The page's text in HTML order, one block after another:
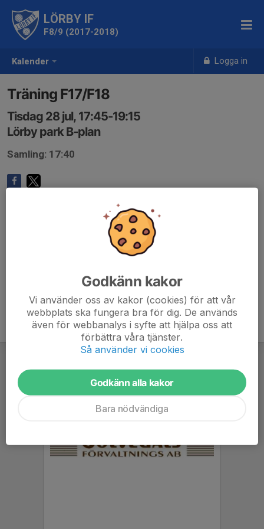
Kalender Logga in
LÖRBY IF
F8/9 (2017-2018)
Träning F17/F18
Tisdag 28 jul, 17:45-19:15
Lörby park B-plan
Samling: 17:40
Godkänn kakor
Vi använder oss av kakor (cookies) för att vår
webbplats ska fungera bra för dig. De används
även för webbanalys i syfte att hjälpa oss att
förbättra våra tjänster.
Så använder vi cookies
Godkänn alla kakor
Bara nödvändiga